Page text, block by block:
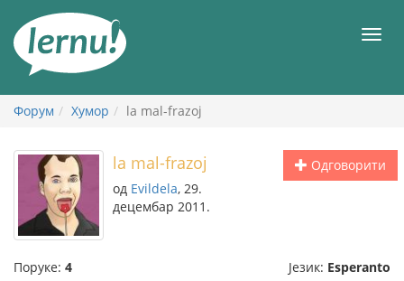
садржају
Форум Хумор la mal-frazoj
Одговорити
la mal-frazoj
од Evildela, 29.
децембар 2011.
Поруке: 4 Језик: Esperanto